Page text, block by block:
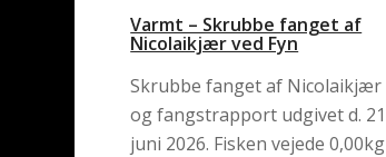
Varmt – Skrubbe fanget af
Nicolaikjær ved Fyn
Skrubbe fanget af Nicolaikjær
og fangstrapport udgivet d. 21
juni 2026. Fisken vejede 0,00kg